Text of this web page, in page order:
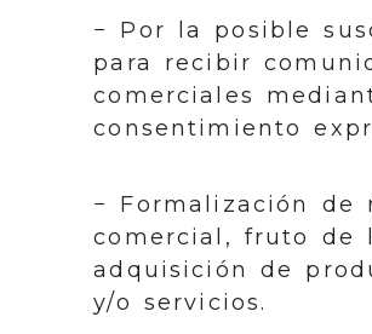
− Por la posible
para recibir
comerciales
consentimiento
− Formalización de
comercial, fruto de
adquisición de
y/o servicios.